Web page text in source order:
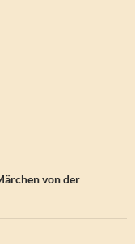
von der